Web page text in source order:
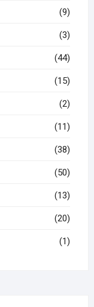
(9)
(3)
(44)
(15)
(2)
(11)
(38)
(50)
(13)
(20)
(1)